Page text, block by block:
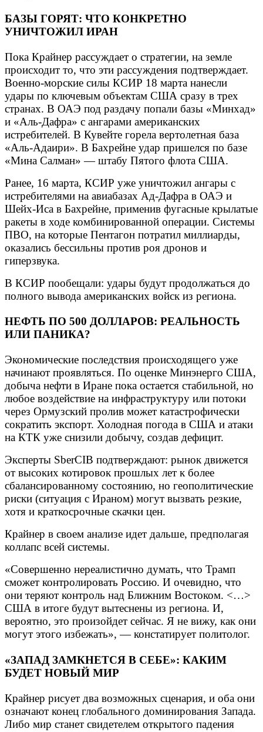
БАЗЫ ГОРЯТ: ЧТО КОНКРЕТНО
УНИЧТОЖИЛ ИРАН
Пока Крайнер рассуждает о стратегии, на земле
происходит то, что эти рассуждения подтверждает.
Военно-морские силы КСИР 18 марта нанесли
удары по ключевым объектам США сразу в трех
странах. В ОАЭ под раздачу попали базы «Минхад»
и «Аль-Дафра» с ангарами американских
истребителей. В Кувейте горела вертолетная база
«Аль-Адаири». В Бахрейне удар пришелся по базе
«Мина Салман» — штабу Пятого флота США.
Ранее, 16 марта, КСИР уже уничтожил ангары с
истребителями на авиабазах Ад-Дафра в ОАЭ и
Шейх-Иса в Бахрейне, применив фугасные крылатые
ракеты в ходе комбинированной операции. Системы
ПВО, на которые Пентагон потратил миллиарды,
оказались бессильны против роя дронов и
гиперзвука.
В КСИР пообещали: удары будут продолжаться до
полного вывода американских войск из региона.
НЕФТЬ ПО 500 ДОЛЛАРОВ: РЕАЛЬНОСТЬ
ИЛИ ПАНИКА?
Экономические последствия происходящего уже
начинают проявляться. По оценке Минэнерго США,
добыча нефти в Иране пока остается стабильной, но
любое воздействие на инфраструктуру или потоки
через Ормузский пролив может катастрофически
сократить экспорт. Холодная погода в США и атаки
на КТК уже снизили добычу, создав дефицит.
Эксперты SberCIB подтверждают: рынок движется
от высоких котировок прошлых лет к более
сбалансированному состоянию, но геополитические
риски (ситуация с Ираном) могут вызвать резкие,
хотя и краткосрочные скачки цен.
Крайнер в своем анализе идет дальше, предполагая
коллапс всей системы.
«Совершенно нереалистично думать, что Трамп
сможет контролировать Россию. И очевидно, что
они теряют контроль над Ближним Востоком. <…>
США в итоге будут вытеснены из региона. И,
вероятно, это произойдет сейчас. Я не вижу, как они
могут этого избежать», — констатирует политолог.
«ЗАПАД ЗАМКНЕТСЯ В СЕБЕ»: КАКИМ
БУДЕТ НОВЫЙ МИР
Крайнер рисует два возможных сценария, и оба они
означают конец глобального доминирования Запада.
Либо мир станет свидетелем открытого падения